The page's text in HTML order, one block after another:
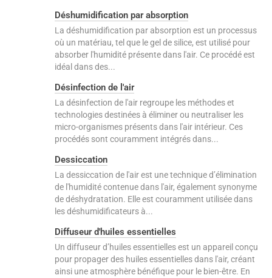
Déshumidification par absorption
La déshumidification par absorption est un processus
où un matériau, tel que le gel de silice, est utilisé pour
absorber l'humidité présente dans l'air. Ce procédé est
idéal dans des...
Désinfection de l'air
La désinfection de l'air regroupe les méthodes et
technologies destinées à éliminer ou neutraliser les
micro-organismes présents dans l'air intérieur. Ces
procédés sont couramment intégrés dans...
Dessiccation
La dessiccation de l'air est une technique d’élimination
de l'humidité contenue dans l'air, également synonyme
de déshydratation. Elle est couramment utilisée dans
les déshumidificateurs à...
Diffuseur d'huiles essentielles
Un diffuseur d’huiles essentielles est un appareil conçu
pour propager des huiles essentielles dans l'air, créant
ainsi une atmosphère bénéfique pour le bien-être. En